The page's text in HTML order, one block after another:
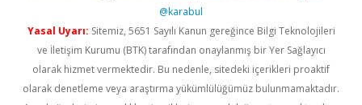
@karabul
Yasal Uyarı: Sitemiz, 5651 Sayılı Kanun gereğince Bilgi Teknolojileri
ve İletişim Kurumu (BTK) tarafından onaylanmış bir Yer Sağlayıcı
olarak hizmet vermektedir. Bu nedenle, sitedeki içerikleri proaktif
olarak denetleme veya araştırma yükümlülüğümüz bulunmamaktadır.